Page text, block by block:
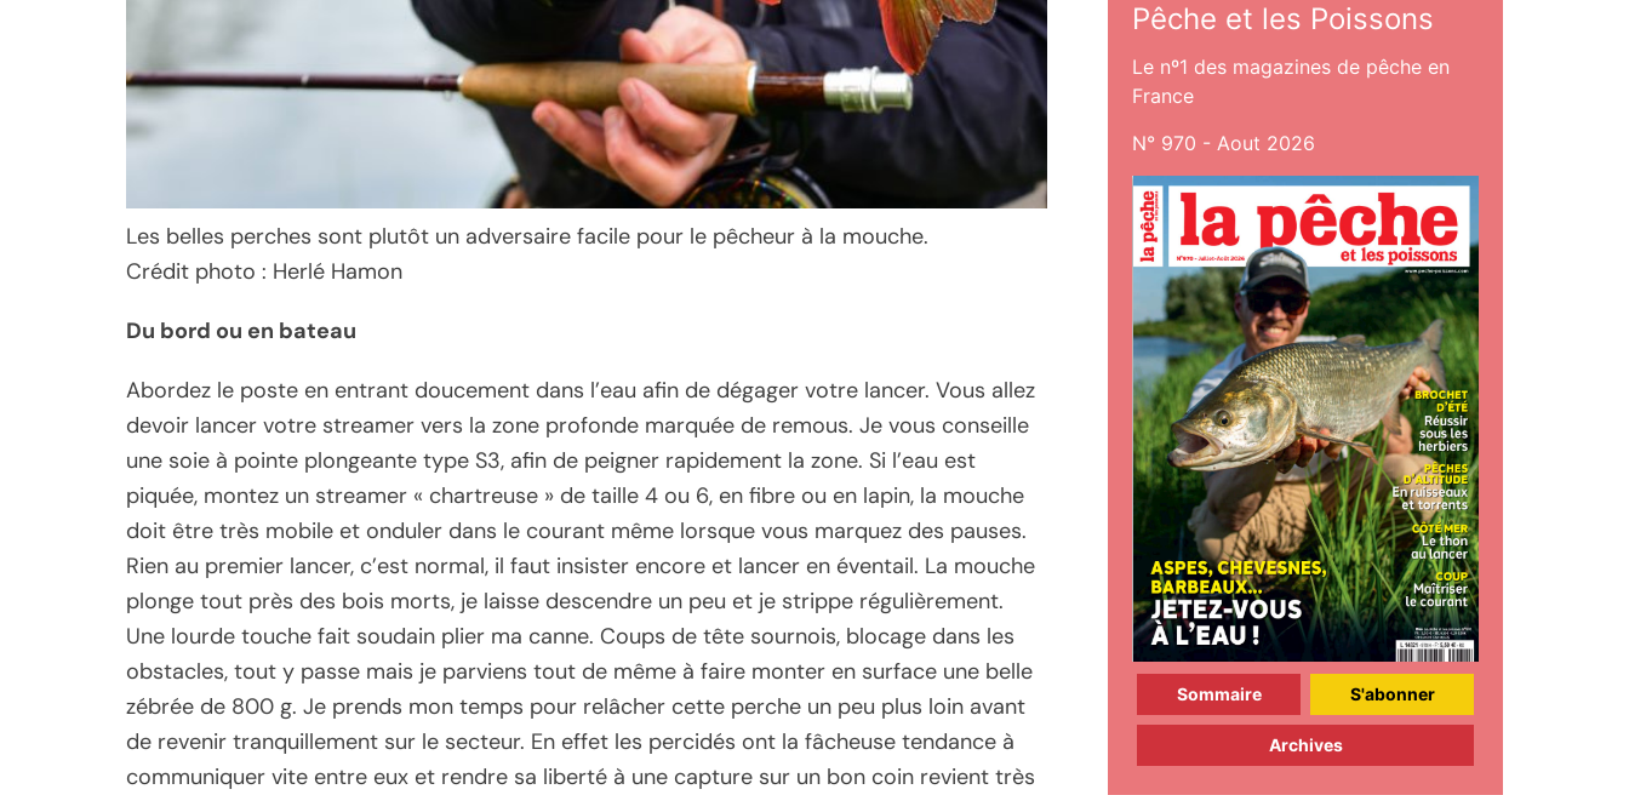
Les belles perches sont plutôt un adversaire facile pour le pêcheur à la mouche.
Crédit photo : Herlé Hamon
Du bord ou en bateau
Abordez le poste en entrant doucement dans l’eau afin de dégager votre lancer. Vous allez
devoir lancer votre streamer vers la zone profonde marquée de remous. Je vous conseille
une soie à pointe plongeante type S3, afin de peigner rapidement la zone. Si l’eau est
piquée, montez un streamer « chartreuse » de taille 4 ou 6, en fibre ou en lapin, la mouche
doit être très mobile et onduler dans le courant même lorsque vous marquez des pauses.
Rien au premier lancer, c’est normal, il faut insister encore et lancer en éventail. La mouche
plonge tout près des bois morts, je laisse descendre un peu et je strippe régulièrement.
Une lourde touche fait soudain plier ma canne. Coups de tête sournois, blocage dans les
obstacles, tout y passe mais je parviens tout de même à faire monter en surface une belle
zébrée de 800 g. Je prends mon temps pour relâcher cette perche un peu plus loin avant
de revenir tranquillement sur le secteur. En effet les percidés ont la fâcheuse tendance à
communiquer vite entre eux et rendre sa liberté à une capture sur un bon coin revient très
Pêche et les Poissons
Le nº1 des magazines de pêche en
France
N° 970 - Aout 2026
Sommaire S'abonner
Archives